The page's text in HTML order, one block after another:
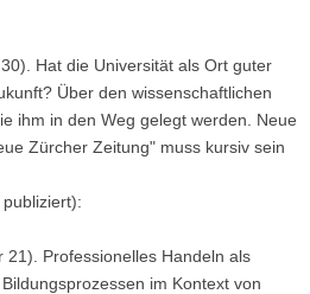
Hat die Universität als Ort guter
Über den wissenschaftlichen
ihm in den Weg gelegt werden. Neue
Zürcher Zeitung" muss kursiv sein
21). Professionelles Handeln als
im Kontext von